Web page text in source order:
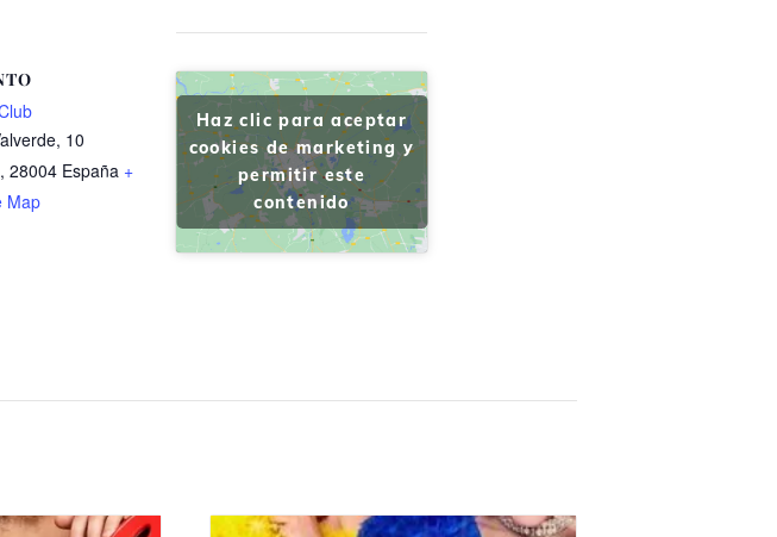
10
, 28004 España +
Map
Haz clic para aceptar
cookies de marketing y
permitir este
contenido